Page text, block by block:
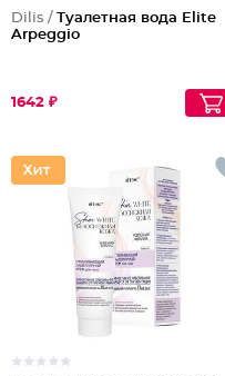
Dilis / Туалетная вода Elite
Arpeggio
1642 ₽